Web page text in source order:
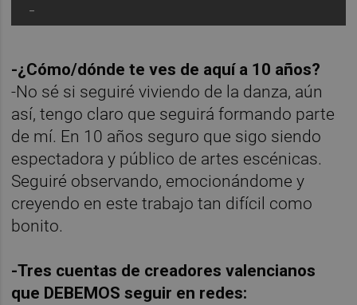
-
-¿Cómo/dónde te ves de aquí a 10 años?
-No sé si seguiré viviendo de la danza, aún
así, tengo claro que seguirá formando parte
de mí. En 10 años seguro que sigo siendo
espectadora y público de artes escénicas.
Seguiré observando, emocionándome y
creyendo en este trabajo tan difícil como
bonito.
-Tres cuentas de creadores valencianos
que DEBEMOS seguir en redes: